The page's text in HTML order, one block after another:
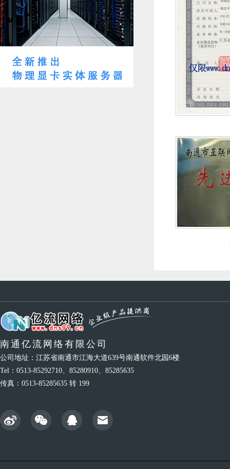
南通亿流网络有限公司
公司地址：江苏省南通市江海大道639号南通软件北园6楼
Tel：0513-85292710、85280910、85285635
传真：0513-85285635 转 199